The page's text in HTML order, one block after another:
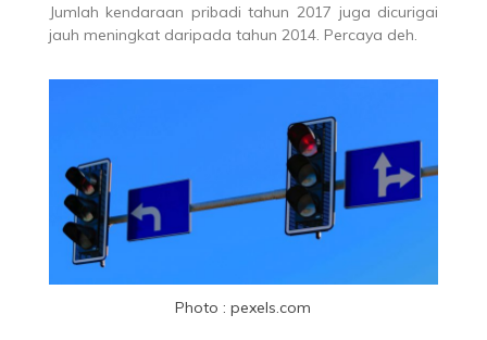
Jumlah kendaraan pribadi tahun 2017 juga dicurigai
jauh meningkat daripada tahun 2014. Percaya deh.
Photo : pexels.com